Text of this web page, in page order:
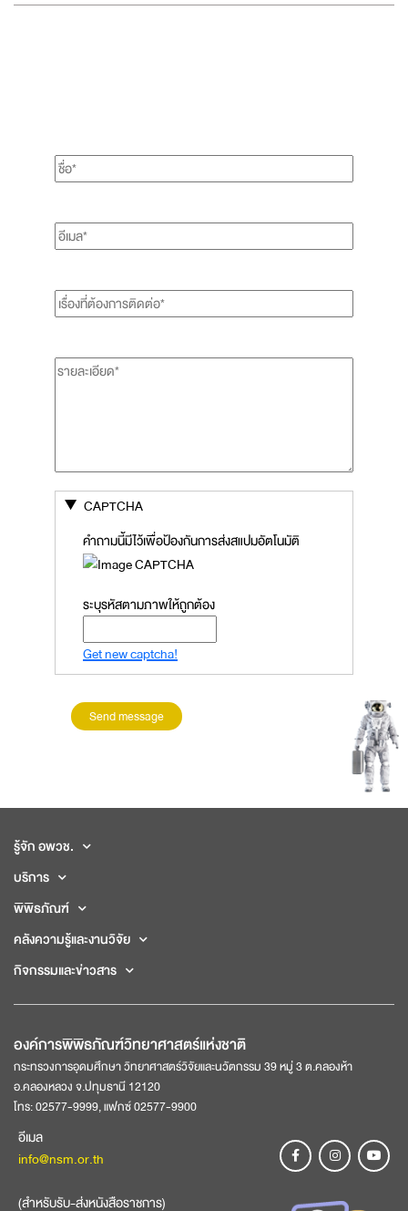
CAPTCHA
คำถามนี้มีไว้เพื่อป้องกันการส่งสแปมอัตโนมัติ
ระบุรหัสตามภาพให้ถูกต้อง
Get new captcha!
รู้จัก อพวช.
บริการ
พิพิธภัณฑ์
คลังความรู้และงานวิจัย
กิจกรรมและข่าวสาร
องค์การพิพิธภัณฑ์วิทยาศาสตร์แห่งชาติ
กระทรวงการอุดมศึกษา วิทยาศาสตร์วิจัยและนวัตกรรม 39 หมู่ 3 ต.คลองห้า
อ.คลองหลวง จ.ปทุมธานี 12120
โทร: 02577-9999, แฟกซ์ 02577-9900
อีเมล
info@nsm.or.th
(สำหรับรับ-ส่งหนังสือราชการ)